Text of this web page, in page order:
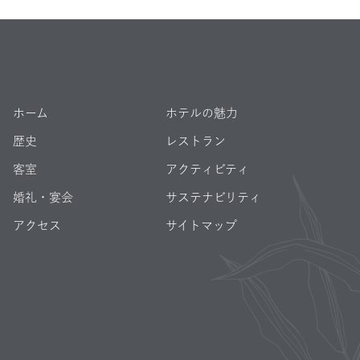
ホーム ホテルの魅力
歴史 レストラン
客室 アクティビティ
婚礼・宴会 サステナビリティ
アクセス サイトマップ